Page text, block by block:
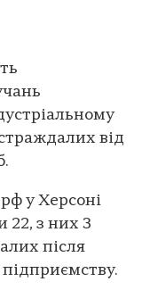
від
у Херсоні
22, з них 3
після